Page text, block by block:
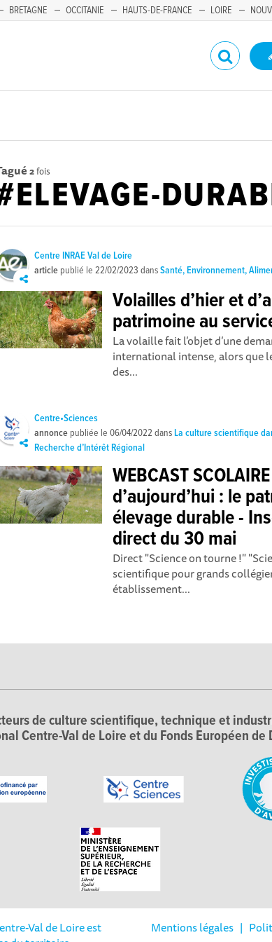
BRETAGNE OCCITANIE HAUTS-DE-FRANCE LOIRE
2fois
Centre INRAE Val de Loire
article publié le22/02/2023 dansSanté, Environnement,
Volailles d’hier et
patrimoine au
La volaille fait l’objet d’une
international intense, alors que
des...
Centre•Sciences
annonce publiée le06/04/2022 dansLa culture scientifique
Recherche d’Intérêt Régional
WEBCAST
d’aujourd’hui : le
élevage durable -
direct du 30 mai
Direct "Science on tourne !"
scientifique pour grands
établissement...
de culture scientifique, technique et
Centre-Val de Loire et du Fonds Européen
Val de Loire est
Mentions légales|